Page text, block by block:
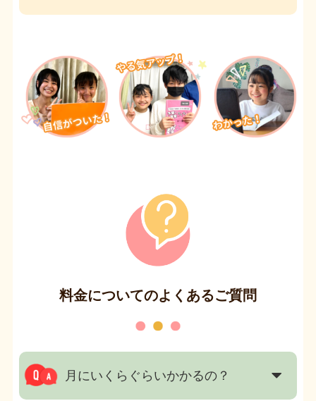
料金についてのよくあるご質問
月にいくらぐらいかかるの？